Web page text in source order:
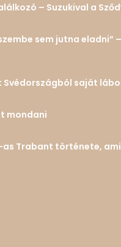
– Suzukival a
sem jutna eladni”
Svédországból saját
mondani
as Trabant története,